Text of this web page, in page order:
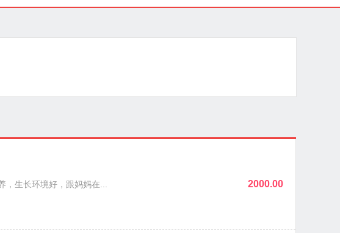
生长环境好，跟妈妈在... 2000.00